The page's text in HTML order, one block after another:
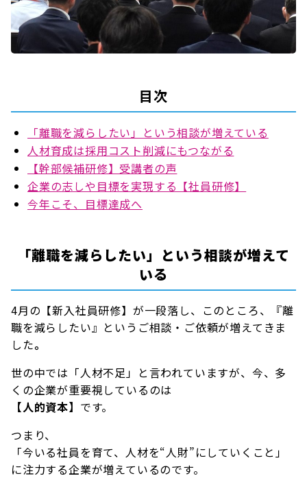
目次
「離職を減らしたい」という相談が増えている
人材育成は採用コスト削減にもつながる
【幹部候補研修】受講者の声
企業の志しや目標を実現する【社員研修】
今年こそ、目標達成へ
「離職を減らしたい」という相談が増えて
いる
4月の【新入社員研修】が一段落し、このところ、『離
職を減らしたい』というご相談・ご依頼が増えてきま
した。
世の中では「人材不足」と言われていますが、今、多
くの企業が重要視しているのは
【人的資本】 です。
つまり、
「今いる社員を育て、人材を“人財”にしていくこと」
に注力する企業が増えているのです。